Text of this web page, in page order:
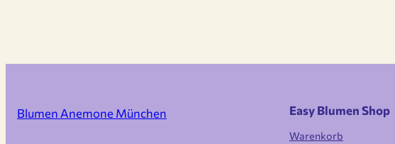
Blumen Anemone München Easy Blumen Shop
Warenkorb